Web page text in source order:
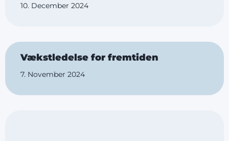
10. December 2024
Vækstledelse for fremtiden
7. November 2024